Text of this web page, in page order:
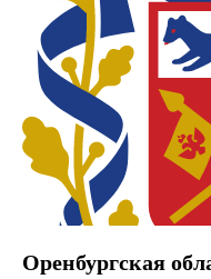
Оренбургская